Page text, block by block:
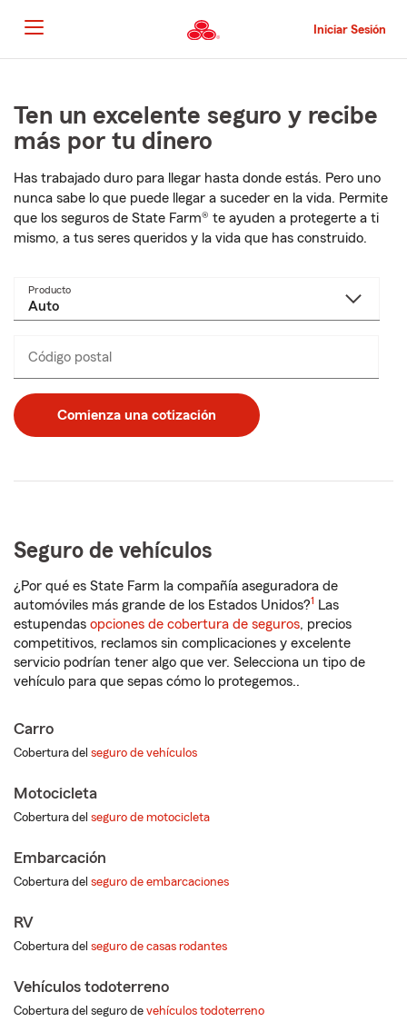
al
contenido
principal
Iniciar Sesión
contenido
principal
Ten un excelente seguro y recibe
más por tu dinero
Has trabajado duro para llegar hasta donde estás. Pero uno
nunca sabe lo que puede llegar a suceder en la vida. Permite
que los seguros de State Farm® te ayuden a protegerte a ti
mismo, a tus seres queridos y la vida que has construido.
Producto
Código postal
de
5
_____
Comienza una cotización
Seguro de vehículos
¿Por qué es State Farm la compañía aseguradora de
automóviles más grande de los Estados Unidos?1 Las
estupendas opciones de cobertura de seguros, precios
competitivos, reclamos sin complicaciones y excelente
servicio podrían tener algo que ver. Selecciona un tipo de
vehículo para que sepas cómo lo protegemos..
Carro
Cobertura del seguro de vehículos
Motocicleta
Cobertura del seguro de motocicleta
Embarcación
Cobertura del seguro de embarcaciones
RV
Cobertura del seguro de casas rodantes
Vehículos todoterreno
Cobertura del seguro de vehículos todoterreno